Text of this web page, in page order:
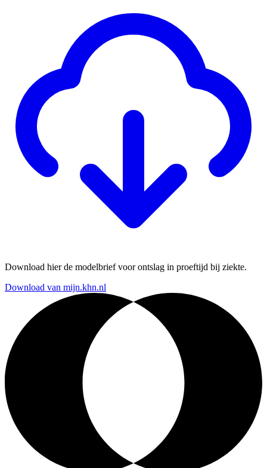
Download hier de modelbrief voor ontslag in proeftijd bij ziekte.
Download van mijn.khn.nl